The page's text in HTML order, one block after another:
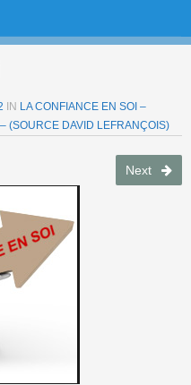
IN LA CONFIANCE EN SOI –
(SOURCE DAVID LEFRANÇOIS)
Next